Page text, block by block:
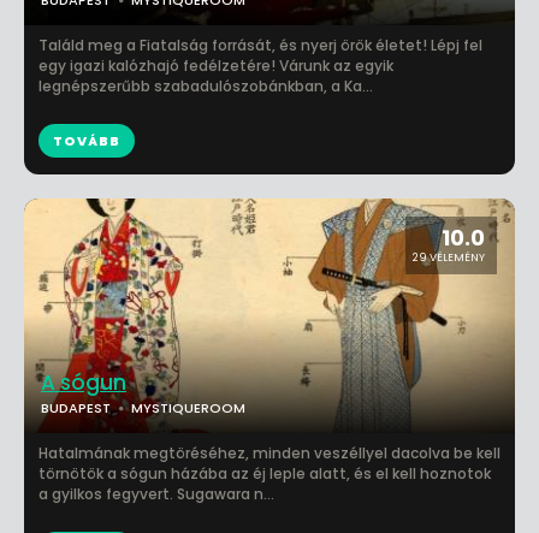
Találd meg a Fiatalság forrását, és nyerj örök életet! Lépj fel
egy igazi kalózhajó fedélzetére! Várunk az egyik
legnépszerűbb szabadulószobánkban, a Ka...
TOVÁBB
10.0
29 VÉLEMÉNY
A sógun
BUDAPEST MYSTIQUEROOM
Hatalmának megtöréséhez, minden veszéllyel dacolva be kell
törnötök a sógun házába az éj leple alatt, és el kell hoznotok
a gyilkos fegyvert. Sugawara n...